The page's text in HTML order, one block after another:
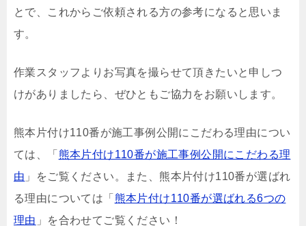
とで、これからご依頼される方の参考になると思いま
す。
作業スタッフよりお写真を撮らせて頂きたいと申しつ
けがありましたら、ぜひともご協力をお願いします。
熊本片付け110番が施工事例公開にこだわる理由につい
ては、「 熊本片付け110番が施工事例公開にこだわる理
由 」をご覧ください。また、熊本片付け110番が選ばれ
る理由については「 熊本片付け110番が選ばれる6つの
理由 」を合わせてご覧ください！